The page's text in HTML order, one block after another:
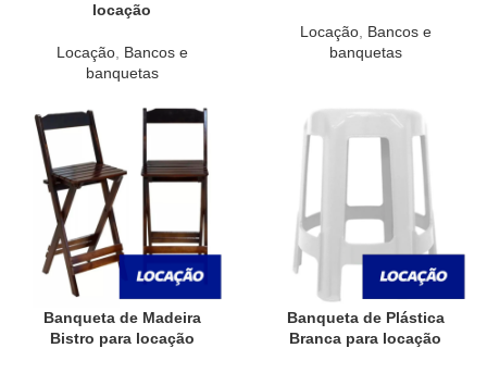
locação
Locação, Bancos e
banquetas
Locação, Bancos e
banquetas
Banqueta de Madeira
Bistro para locação
Banqueta de Plástica
Branca para locação